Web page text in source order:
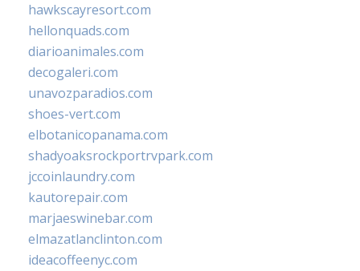
hawkscayresort.com
hellonquads.com
diarioanimales.com
decogaleri.com
unavozparadios.com
shoes-vert.com
elbotanicopanama.com
shadyoaksrockportrvpark.com
jccoinlaundry.com
kautorepair.com
marjaeswinebar.com
elmazatlanclinton.com
ideacoffeenyc.com